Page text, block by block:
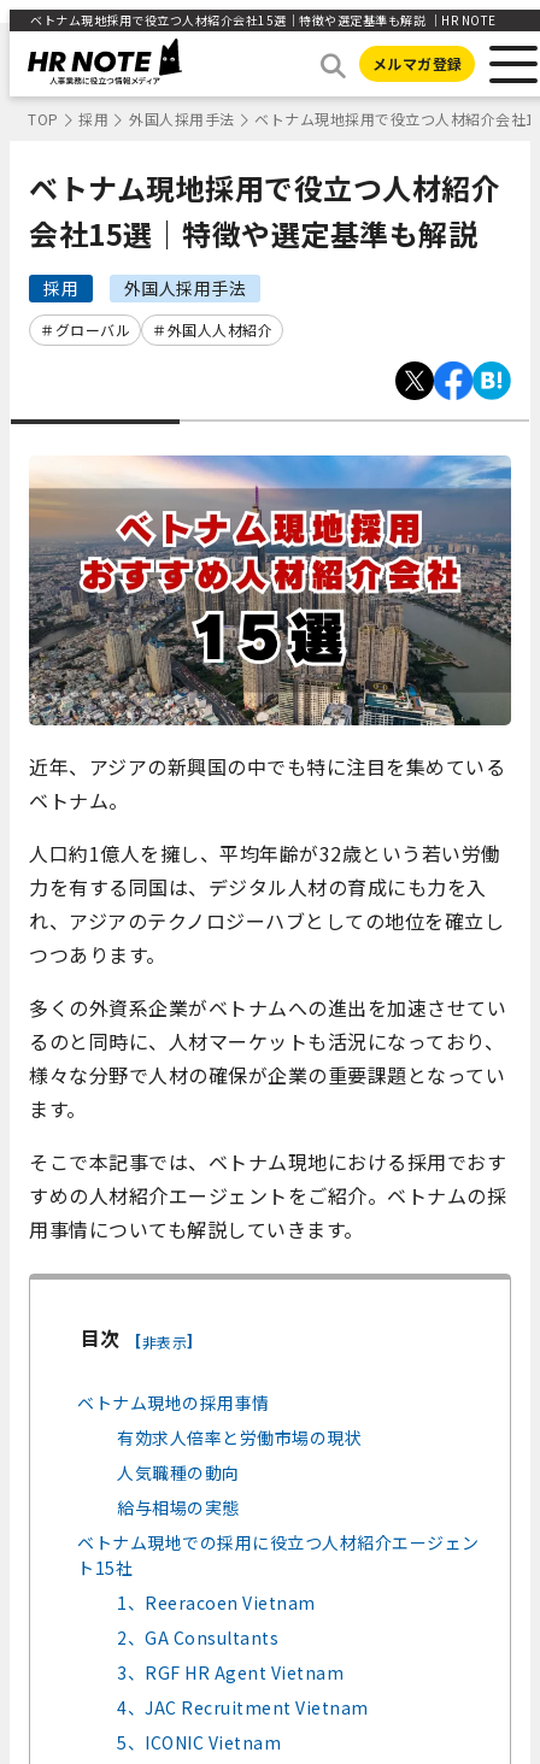
ベトナム現地採用で役立つ人材紹介会社15選｜特徴や選定基準も解説 ｜HR NOTE
メルマガ登録
TOP 採用 外国人採用手法 ベトナム現地採用で役立つ人材紹介会社
ベトナム現地採用で役立つ人材紹介
会社15選｜特徴や選定基準も解説
採用 外国人採用手法
グローバル 外国人人材紹介
近年、アジアの新興国の中でも特に注目を集めている
ベトナム。
人口約1億人を擁し、平均年齢が32歳という若い労働
力を有する同国は、デジタル人材の育成にも力を入
れ、アジアのテクノロジーハブとしての地位を確立し
つつあります。
多くの外資系企業がベトナムへの進出を加速させてい
るのと同時に、人材マーケットも活況になっており、
様々な分野で人材の確保が企業の重要課題となってい
ます。
そこで本記事では、ベトナム現地における採用でおす
すめの人材紹介エージェントをご紹介。ベトナムの採
用事情についても解説していきます。
目次 [非表示]
ベトナム現地の採用事情
有効求人倍率と労働市場の現状
人気職種の動向
給与相場の実態
ベトナム現地での採用に役立つ人材紹介エージェン
ト15社
1、Reeracoen Vietnam
2、GA Consultants
3、RGF HR Agent Vietnam
4、JAC Recruitment Vietnam
5、ICONIC Vietnam